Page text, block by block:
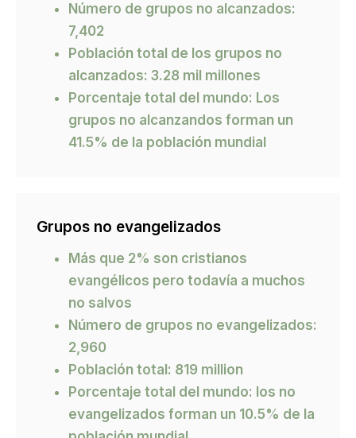
Número de grupos no alcanzados:
7,402
Población total de los grupos no
alcanzados: 3.28 mil millones
Porcentaje total del mundo: Los
grupos no alcanzandos forman un
41.5% de la población mundial
Grupos no evangelizados
Más que 2% son cristianos
evangélicos pero todavía a muchos
no salvos
Número de grupos no evangelizados:
2,960
Población total: 819 million
Porcentaje total del mundo: los no
evangelizados forman un 10.5% de la